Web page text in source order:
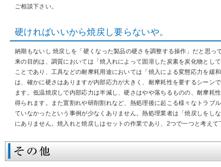
ご相談下さい。
硬ければいいから焼戻し要らないや。
納期もないし 焼戻しを「硬くなった製品の硬さを調整する操作」だと思っ
来の目的は、調質においては「焼入れによって固溶した炭素を炭化物とし
ことであり、工具などの耐摩耗用途においては「焼入による変態応力を緩
は、確かに硬さはありますが内部応力が大きく、耐摩耗性を要するシーン
ます。低温焼戻しで内部応力は半減し、硬さはやや落ちるものの、耐摩耗
得られます。また置割れや研削割れなど、熱処理後に起こる様々なトラブ
ていなかったという事例が少なくありません。熱処理業者は「焼戻しをし
にありません。焼入れと焼戻しはセットの作業であり、2つで一つと考えて